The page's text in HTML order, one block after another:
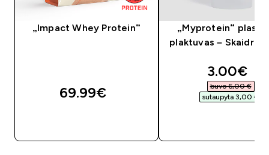
„Impact Whey Protein“
69.99€‎
„Myprotein“
plaktuvas – Skaidri /
3.00€‎
buvo 6,00 €‎
sutaupyta 3,00 €‎